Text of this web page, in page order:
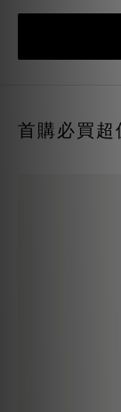
首購必買超